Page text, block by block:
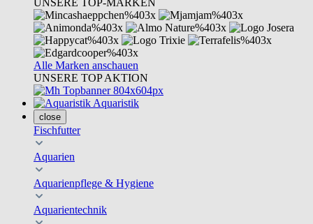
UNSERE TOP-MARKEN
Alle Marken anschauen
UNSERE TOP AKTION
Aquaristik
close
Fischfutter
Aquarien
Aquarienpflege & Hygiene
Aquarientechnik